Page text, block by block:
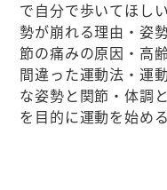
で自分で歩いてほし
勢が崩れる理由・姿
節の痛みの原因・高
間違った運動法・運
な姿勢と関節・体調
を目的に運動を始め